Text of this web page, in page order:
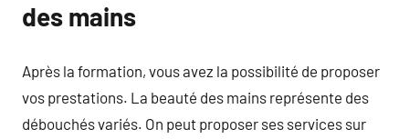
des mains
Après la formation, vous avez la possibilité de proposer
vos prestations. La beauté des mains représente des
débouchés variés. On peut proposer ses services sur